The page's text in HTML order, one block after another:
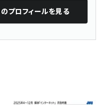
のプロフィールを見る